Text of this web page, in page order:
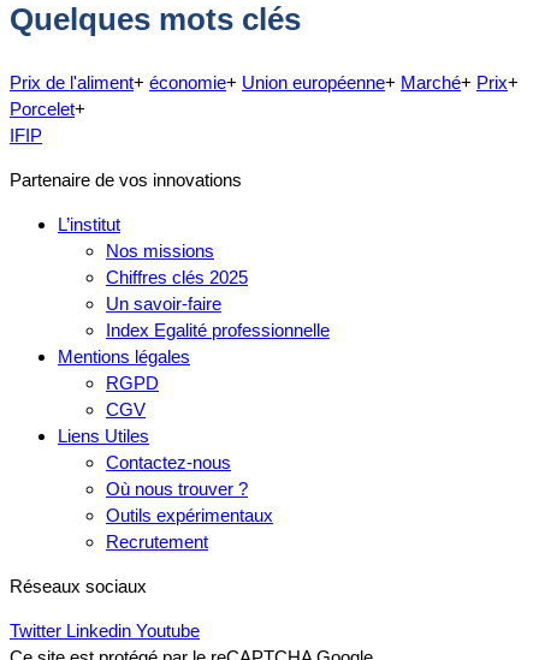
Quelques mots clés
Prix de l'aliment+ économie+ Union européenne+ Marché+ Prix+
Porcelet+
IFIP
Partenaire de vos innovations
L’institut
Nos missions
Chiffres clés 2025
Un savoir-faire
Index Egalité professionnelle
Mentions légales
RGPD
CGV
Liens Utiles
Contactez-nous
Où nous trouver ?
Outils expérimentaux
Recrutement
Réseaux sociaux
Twitter Linkedin Youtube